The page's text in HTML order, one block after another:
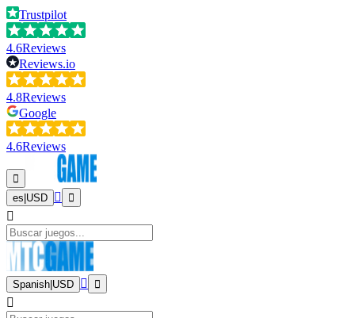
Trustpilot
4.6Reviews
Reviews.io
4.8Reviews
Google
4.6Reviews
es USD
Spanish USD